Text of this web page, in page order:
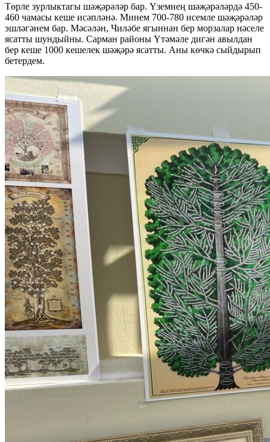
Төрле зурлыктагы шәҗәрәләр бар. Үземнең шәҗәрәләрдә 450-
460 чамасы кеше исәпләнә. Минем 700-780 исемле шәҗәрәләр
эшләгәнем бар. Мәсәлән, Чиләбе ягыннан бер морзалар нәселе
ясатты шундыйны. Сарман районы Үтәмәле дигән авылдан
бер кеше 1000 кешелек шәҗәрә ясатты. Аны көчкә сыйдырып
бетердем.